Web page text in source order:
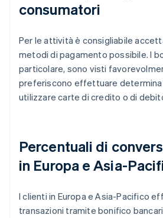
consumatori
Per le attività è consigliabile
metodi di pagamento possibile. I
particolare, sono visti
preferiscono effettuare
utilizzare carte di credito o di
Percentuali di
in Europa e Asia-
I clienti in Europa e Asia-Pacifico
transazioni tramite bonifico